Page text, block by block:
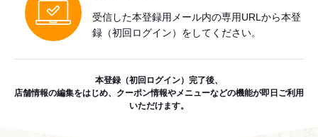
受信した本登録用メール内の専用URLから本登
録（初回ログイン）をしてください。
本登録（初回ログイン）完了後、
店舗情報の編集をはじめ、クーポン情報やメニューなどの機能が即日ご利用
いただけます。